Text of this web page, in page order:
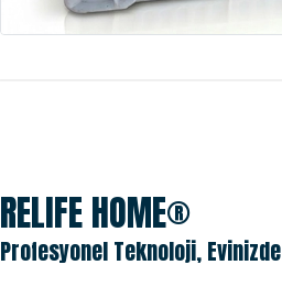
RELIFE HOME®
Profesyonel Teknoloji, Evinizde